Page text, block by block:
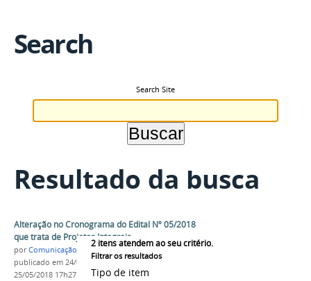
Search
Search Site
Resultado da busca
2 itens atendem ao seu critério.
Filtrar os resultados
Tipo de item
Alteração no Cronograma do Edital Nº 05/2018
que trata de Projetos Integrais
porComunicação COARI
publicado em 24/04/2018—última modificação
25/05/2018 17h27